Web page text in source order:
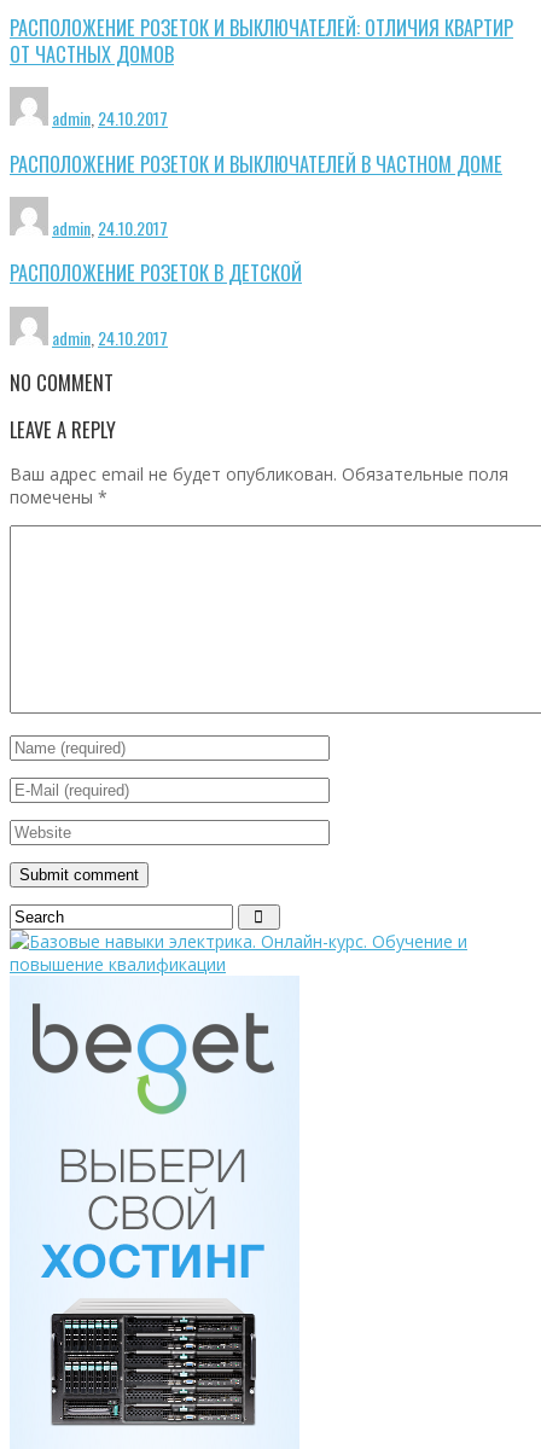
РАСПОЛОЖЕНИЕ РОЗЕТОК И ВЫКЛЮЧАТЕЛЕЙ: ОТЛИЧИЯ КВАРТИР
ОТ ЧАСТНЫХ ДОМОВ
admin,24.10.2017
РАСПОЛОЖЕНИЕ РОЗЕТОК И ВЫКЛЮЧАТЕЛЕЙ В ЧАСТНОМ ДОМЕ
admin 24.10.2017
РАСПОЛОЖЕНИЕ РОЗЕТОК В ДЕТСКОЙ
admin 24.10.2017
NO COMMENT
LEAVE A REPLY
Ваш адрес email не будет опубликован. Обязательные поля
помечены *